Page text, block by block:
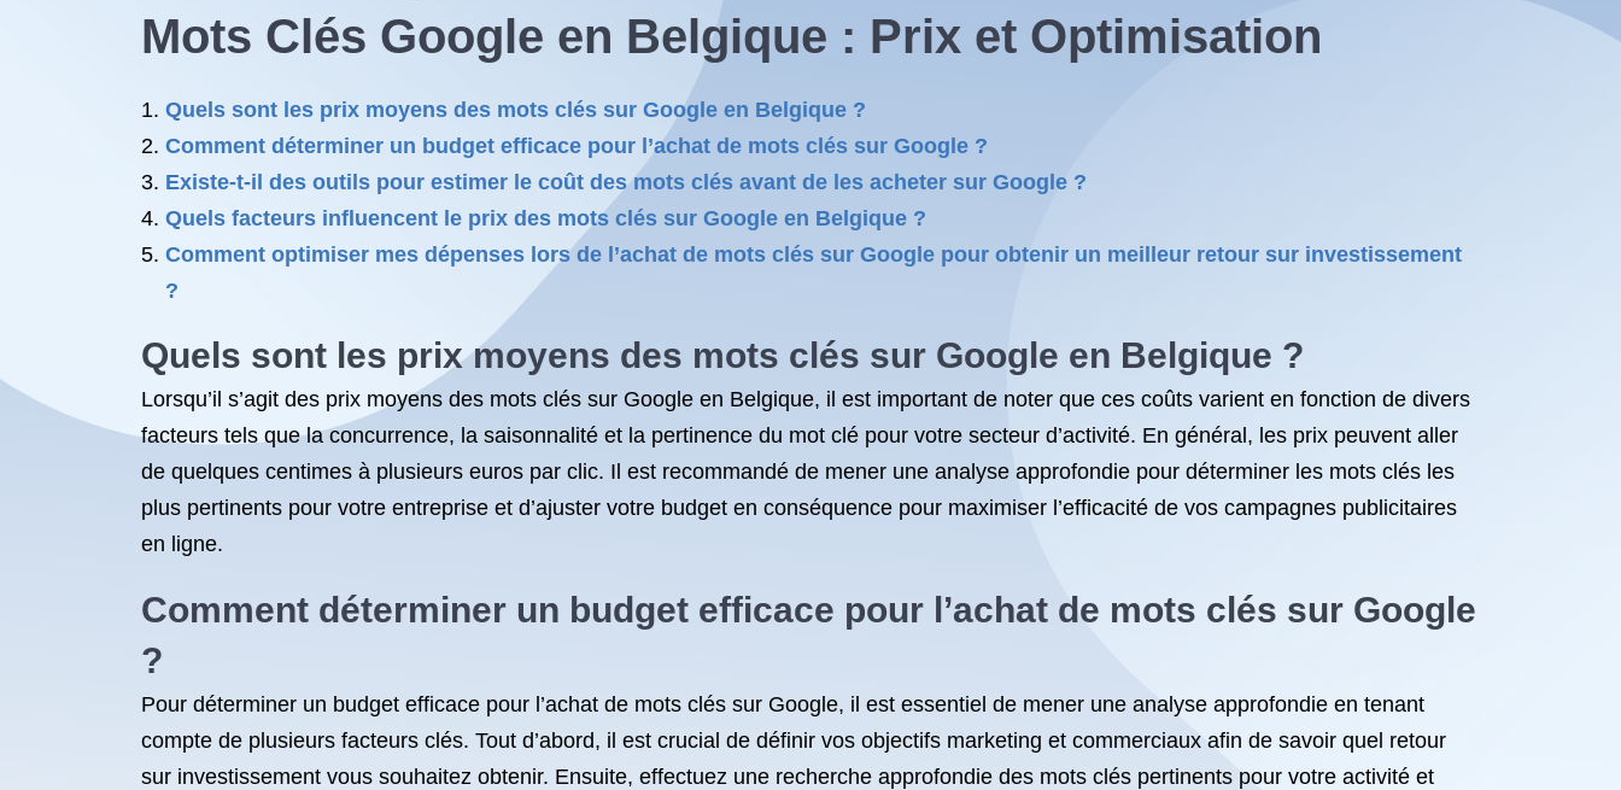
Mots Clés Google en Belgique : Prix et Optimisation
Quels sont les prix moyens des mots clés sur Google en Belgique ?
Comment déterminer un budget efficace pour l’achat de mots clés sur Google ?
Existe-t-il des outils pour estimer le coût des mots clés avant de les acheter sur Google ?
Quels facteurs influencent le prix des mots clés sur Google en Belgique ?
Comment optimiser mes dépenses lors de l’achat de mots clés sur Google pour obtenir un meilleur retour sur investissement
?
Quels sont les prix moyens des mots clés sur Google en Belgique ?
Lorsqu’il s’agit des prix moyens des mots clés sur Google en Belgique, il est important de noter que ces coûts varient en fonction de divers
facteurs tels que la concurrence, la saisonnalité et la pertinence du mot clé pour votre secteur d’activité. En général, les prix peuvent aller
de quelques centimes à plusieurs euros par clic. Il est recommandé de mener une analyse approfondie pour déterminer les mots clés les
plus pertinents pour votre entreprise et d’ajuster votre budget en conséquence pour maximiser l’efficacité de vos campagnes publicitaires
en ligne.
Comment déterminer un budget efficace pour l’achat de mots clés sur Google
?
Pour déterminer un budget efficace pour l’achat de mots clés sur Google, il est essentiel de mener une analyse approfondie en tenant
compte de plusieurs facteurs clés. Tout d’abord, il est crucial de définir vos objectifs marketing et commerciaux afin de savoir quel retour
sur investissement vous souhaitez obtenir. Ensuite, effectuez une recherche approfondie des mots clés pertinents pour votre activité et